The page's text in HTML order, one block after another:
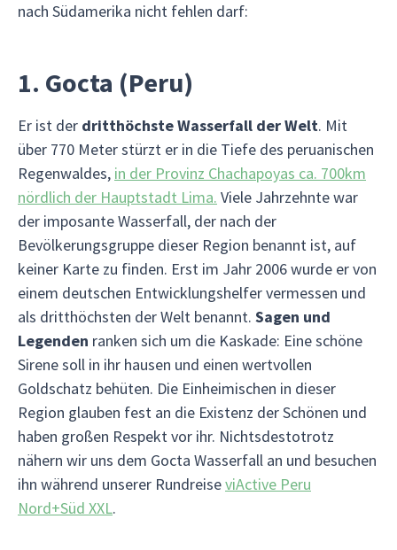
nach Südamerika nicht fehlen darf:
1. Gocta (Peru)
Er ist der dritthöchste Wasserfall der Welt. Mit
über 770 Meter stürzt er in die Tiefe des peruanischen
Regenwaldes, in der Provinz Chachapoyas ca. 700km
nördlich der Hauptstadt Lima. Viele Jahrzehnte war
der imposante Wasserfall, der nach der
Bevölkerungsgruppe dieser Region benannt ist, auf
keiner Karte zu finden. Erst im Jahr 2006 wurde er von
einem deutschen Entwicklungshelfer vermessen und
als dritthöchsten der Welt benannt. Sagen und
Legenden ranken sich um die Kaskade: Eine schöne
Sirene soll in ihr hausen und einen wertvollen
Goldschatz behüten. Die Einheimischen in dieser
Region glauben fest an die Existenz der Schönen und
haben großen Respekt vor ihr. Nichtsdestotrotz
nähern wir uns dem Gocta Wasserfall an und besuchen
ihn während unserer RundreiseviActive Peru
Nord+Süd XXL.